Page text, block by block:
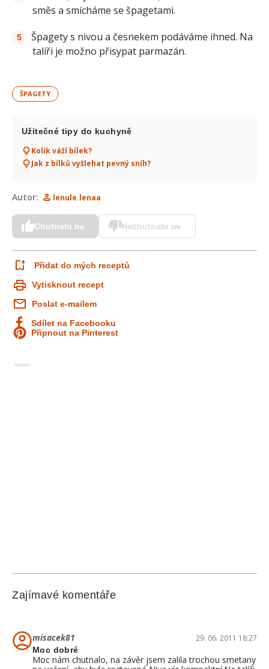
směs a smícháme se špagetami.
Špagety s nivou a česnekem podáváme ihned. Na
talíři je možno přisypat parmazán.
ŠPAGETY
Užitečné tipy do kuchyně
Kolik váží bílek?
Jak z bílků vyšlehat pevný sníh?
Autor: lenule.lenaa
Chutnalo mi Nechutnalo mi
Přidat do mých receptů
Vytisknout recept
Poslat e-mailem
Sdílet na Facebooku
Připnout na Pinterest
Reklama
Zajímavé komentáře
misacek81 29. 06. 2011 18:27
Moc dobré
Moc nám chutnalo, na závěr jsem zalila trochou smetany